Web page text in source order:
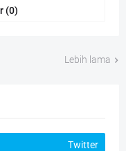
(0)
Lebih lama
Twitter